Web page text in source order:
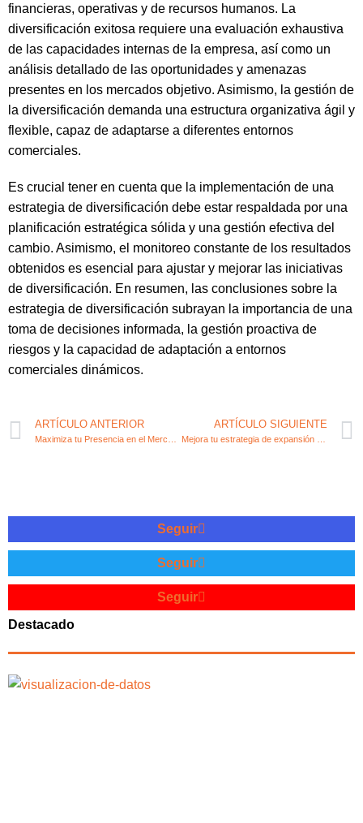
financieras, operativas y de recursos humanos. La
diversificación exitosa requiere una evaluación exhaustiva
de las capacidades internas de la empresa, así como un
análisis detallado de las oportunidades y amenazas
presentes en los mercados objetivo. Asimismo, la gestión de
la diversificación demanda una estructura organizativa ágil y
flexible, capaz de adaptarse a diferentes entornos
comerciales.
Es crucial tener en cuenta que la implementación de una
estrategia de diversificación debe estar respaldada por una
planificación estratégica sólida y una gestión efectiva del
cambio. Asimismo, el monitoreo constante de los resultados
obtenidos es esencial para ajustar y mejorar las iniciativas
de diversificación. En resumen, las conclusiones sobre la
estrategia de diversificación subrayan la importancia de una
toma de decisiones informada, la gestión proactiva de
riesgos y la capacidad de adaptación a entornos
comerciales dinámicos.
ARTÍCULO ANTERIOR ARTÍCULO SIGUIENTE
Seguir
Seguir
Seguir
Destacado